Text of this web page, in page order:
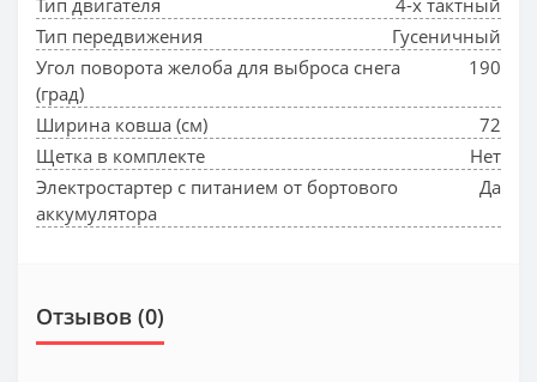
Тип передвижения
Гусеничный
Угол поворота желоба для выброса снега
(град)
190
Ширина ковша (см)
72
Щетка в комплекте
Нет
Электростартер с питанием от бортового
аккумулятора
Да
Отзывов (0)